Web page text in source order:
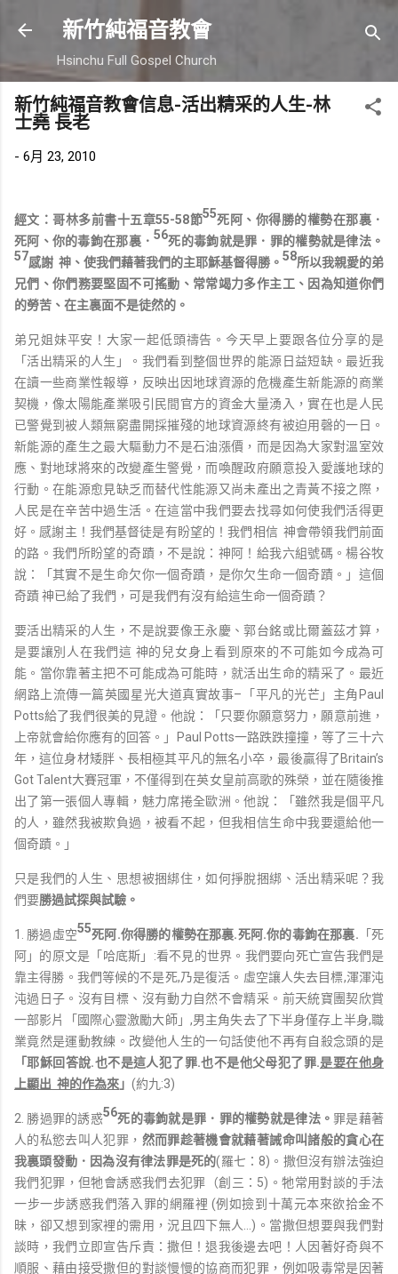
跳到主要內容
新竹純福音教會
Hsinchu Full Gospel Church
新竹純福音教會信息-活出精采的人生-林
士堯 長老
- 6月 23, 2010
經文：哥林多前書十五章55-58節55死阿、你得勝的權勢在那裏．
死阿、你的毒鉤在那裏．56死的毒鉤就是罪．罪的權勢就是律法。
57感謝 神、使我們藉著我們的主耶穌基督得勝。 58所以我親愛的弟
兄們、你們務要堅固不可搖動、常常竭力多作主工、因為知道你們
的勞苦、在主裏面不是徒然的。
弟兄姐妹平安！大家一起低頭禱告。今天早上要跟各位分享的是
「活出精采的人生」。我們看到整個世界的能源日益短缺。最近我
在讀一些商業性報導，反映出因地球資源的危機產生新能源的商業
契機，像太陽能產業吸引民間官方的資金大量湧入，實在也是人民
已警覺到被人類無窮盡開採摧殘的地球資源終有被迫用磬的一日。
新能源的產生之最大驅動力不是石油漲價，而是因為大家對溫室效
應、對地球將來的改變產生警覺，而喚醒政府願意投入愛護地球的
行動。在能源愈見缺乏而替代性能源又尚未產出之青黃不接之際，
人民是在辛苦中過生活。在這當中我們要去找尋如何使我們活得更
好。感謝主！我們基督徒是有盼望的！我們相信 神會帶領我們前面
的路。我們所盼望的奇蹟，不是說：神阿！給我六組號碼。楊谷牧
說：「其實不是生命欠你一個奇蹟，是你欠生命一個奇蹟。」這個
奇蹟 神已給了我們，可是我們有沒有給這生命一個奇蹟？
要活出精采的人生，不是說要像王永慶、郭台銘或比爾蓋茲才算，
是要讓別人在我們這 神的兒女身上看到原來的不可能如今成為可
能。當你靠著主把不可能成為可能時，就活出生命的精采了。最近
網路上流傳一篇英國星光大道真實故事–「平凡的光芒」主角Paul
Potts給了我們很美的見證。他說：「只要你願意努力，願意前進，
上帝就會給你應有的回答。」Paul Potts一路跌跌撞撞，等了三十六
年，這位身材矮胖、長相極其平凡的無名小卒，最後贏得了Britain’s
Got Talent大賽冠軍，不僅得到在英女皇前高歌的殊榮，並在隨後推
出了第一張個人專輯，魅力席捲全歐洲。他說：「雖然我是個平凡
的人，雖然我被欺負過，被看不起，但我相信生命中我要還給他一
個奇蹟。」
只是我們的人生、思想被捆綁住，如何掙脫捆綁、活出精采呢？我
們要勝過試探與試驗 。
1. 勝過虛空55死阿.你得勝的權勢在那裏.死阿.你的毒鉤在那裏. 「死
阿」的原文是「哈底斯」:看不見的世界。我們要向死亡宣告我們是
靠主得勝。我們等候的不是死,乃是復活。虛空讓人失去目標,渾渾沌
沌過日子。沒有目標、沒有動力自然不會精采。前天統寶團契欣賞
一部影片「國際心靈激勵大師」,男主角失去了下半身僅存上半身,職
業竟然是運動教練。改變他人生的一句話使他不再有自殺念頭的是
「耶穌回答說.也不是這人犯了罪.也不是他父母犯了罪.是要在他身
上顯出 神的作為來 」 (約九:3)
2. 勝過罪的誘惑56死的毒鉤就是罪．罪的權勢就是律法。 罪是藉著
人的私慾去叫人犯罪， 然而罪趁著機會就藉著誡命叫諸般的貪心在
我裏頭發動 ． 因為沒有律法罪是死的(羅七：8)。撒但沒有辦法強迫
我們犯罪，但牠會誘惑我們去犯罪（創三：5)。牠常用對談的手法
一步一步誘惑我們落入罪的網羅裡 (例如撿到十萬元本來欲拾金不
昧，卻又想到家裡的需用，況且四下無人…)。當撒但想要與我們對
談時，我們立即宣告斥責：撒但！退我後邊去吧！人因著好奇與不
順服、藉由接受撒但的對談慢慢的協商而犯罪，例如吸毒常是因著